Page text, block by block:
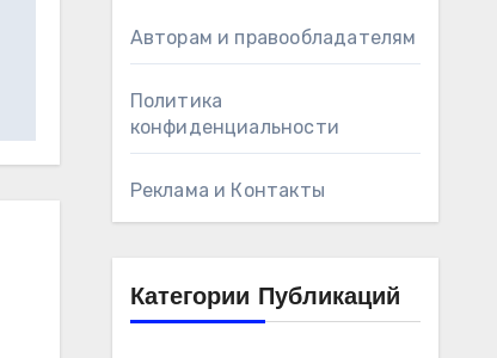
Авторам и правообладателям
Политика
конфиденциальности
Реклама и Контакты
Категории Публикаций